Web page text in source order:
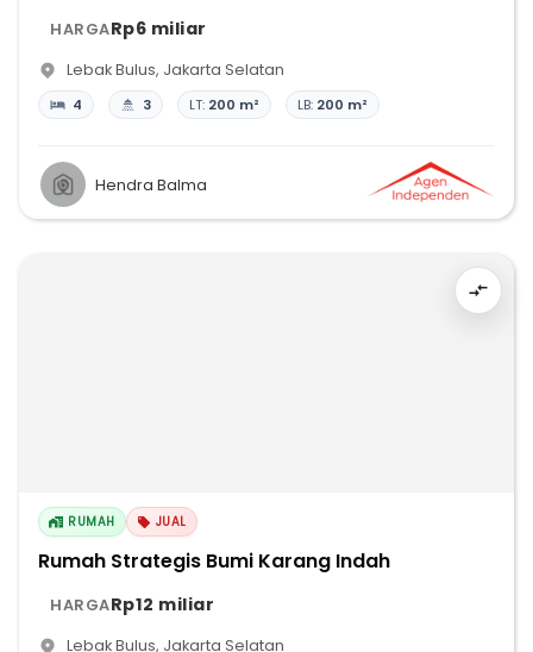
HARGARp6 miliar
Lebak Bulus, Jakarta Selatan
4 3 LT: 200 m² LB: 200 m²
Hendra Balma
RUMAH JUAL
Rumah Strategis Bumi Karang Indah
HARGARp12 miliar
Lebak Bulus, Jakarta Selatan